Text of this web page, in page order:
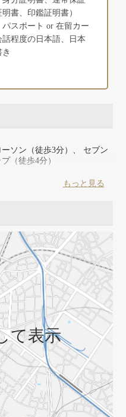
書、印鑑証明書）
パスポート or 在留カー
話程度の日本語、日本
ソン（徒歩3分）、 セブン
（徒歩4分）
シ（徒歩7分）、ココカラ
歩8分）、三井記念病院
11分）
もっと見る
て表示